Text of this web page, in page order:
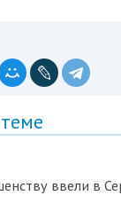
ввели в